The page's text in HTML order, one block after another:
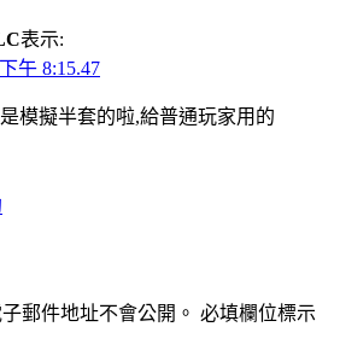
表示:
午 8:15.47
是模擬半套的啦,給普通玩家用的
郵件地址不會公開。 必填欄位標示